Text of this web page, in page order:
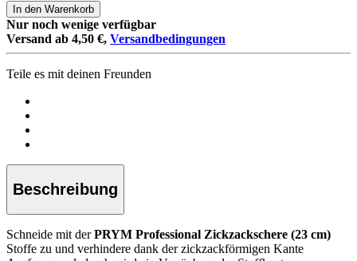
In den Warenkorb
Nur noch wenige verfügbar
Versand ab 4,50 €, Versandbedingungen
Teile es mit deinen Freunden
Beschreibung
Schneide mit derPRYM Professional Zickzackschere (23 cm)
Stoffe zu und verhindere dank der zickzackförmigen Kante